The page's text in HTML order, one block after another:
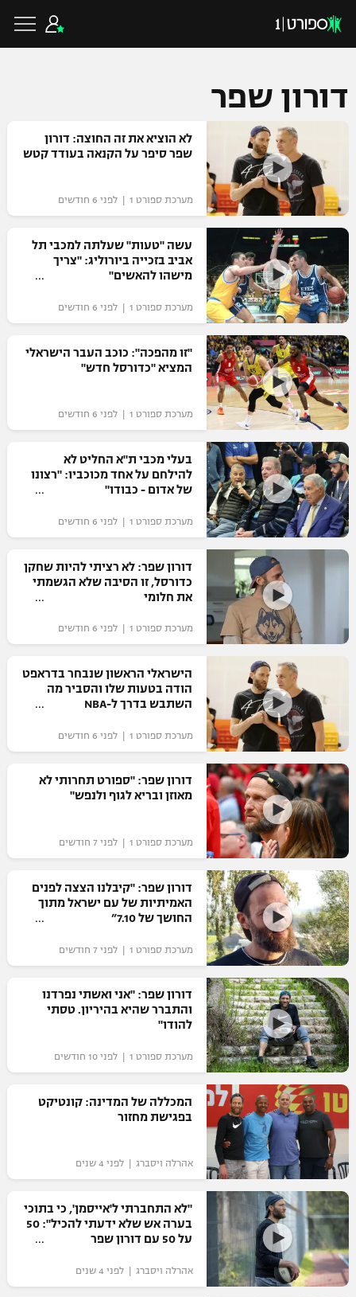
VOD
רץ ברשת
תוצאות
לוח שידורים
ברחבה
"מעל הליגה" – פודקאסט
"מחצית בשכונה" – פודקאסט
משתתפים וזוכים בפרסים
תקנון משתתפים וזוכים בפרסים
תקנון עבור פעילות אלקטרה
תקנון עבור פעילות ספורט 1 – "מרלן"
טניס
גיימינג E-Sports
תנאי שימוש
מדיניות פרטיות
תקנון פעילות ספורט 1
רשיון להקרנה פומבית לבית עסק
הצטרפות לחבילת הערוצים
לוח דרושים – ג'ובנט
תגיות
המגזין
כדורגל ישראלי
ליגת העל
גביע הטוטו
ליגיונרים
גביע המדינה
נבחרת ישראל
מכבי חיפה
בית"ר ירושלים
מכבי תל אביב
הפועל תל אביב
הפועל חיפה
הפועל באר שבע
מכבי נתניה
בני יהודה
כדורגל עולמי
ליגת האלופות
ליגה אירופית
ליגה אנגלית
ליגה גרמנית
ליגה ספרדית
ליגה איטלקית
ליגה צרפתית
ליגה הולנדית
ליגה סינית
ליגה ברזילאית
ליגות נוספות
כדורסל ישראלי
ליגת ווינר סל
ליגה לאומית
כדורסל נשים
מכבי תל אביב
הפועל חולון
הפועל ירושלים
דני אבדיה
כדורסל עולמי
NBA
יורוליג
יורוקאפ
ענפים נוספים
טניס
כדוריד
כדורעף
שחייה
ספורט אולימפי
היאבקות WWE
אופניים
ספורט מוטורי
כדורמים
פוטבול אמריקאי NFL
בייסבול MLB
ספורט אתגרי ואקסטרים
אומנויות לחימה
גיימינג E-Sports
דורון שפר
לא הוציא את זה החוצה: דורון
שפר סיפר על הקנאה בעודד קטש
מערכת ספורט 1 | לפני 6 חודשים
עשה "טעות" שעלתה למכבי תל
אביב בזכייה ביורוליג: "צריך
מישהו להאשים"
מערכת ספורט 1 | לפני 6 חודשים
"זו מהפכה": כוכב העבר הישראלי
המציא "כדורסל חדש"
מערכת ספורט 1 | לפני 6 חודשים
בעלי מכבי ת"א החליט לא
להילחם על אחד מכוכביו: "רצונו
של אדום - כבודו"
מערכת ספורט 1 | לפני 6 חודשים
דורון שפר: לא רציתי להיות שחקן
כדורסל, זו הסיבה שלא הגשמתי
את חלומי
מערכת ספורט 1 | לפני 6 חודשים
הישראלי הראשון שנבחר בדראפט
הודה בטעות שלו והסביר מה
השתבש בדרך ל-NBA
מערכת ספורט 1 | לפני 6 חודשים
דורון שפר: "ספורט תחרותי לא
מאוזן ובריא לגוף ולנפש"
מערכת ספורט 1 | לפני 7 חודשים
דורון שפר: "קיבלנו הצצה לפנים
האמיתיות של עם ישראל מתוך
החושך של 7.10”
מערכת ספורט 1 | לפני 7 חודשים
דורון שפר: "אני ואשתי נפרדנו
והתברר שהיא בהיריון. טסתי
להודו"
מערכת ספורט 1 | לפני 10 חודשים
המכללה של המדינה: קונטיקט
בפגישת מחזור
אהרלה ויסברג | לפני 4 שנים
"לא התחברתי ל'אייסמן', כי בתוכי
בערה אש שלא ידעתי להכיל": 50
על 50 עם דורון שפר
אהרלה ויסברג | לפני 4 שנים